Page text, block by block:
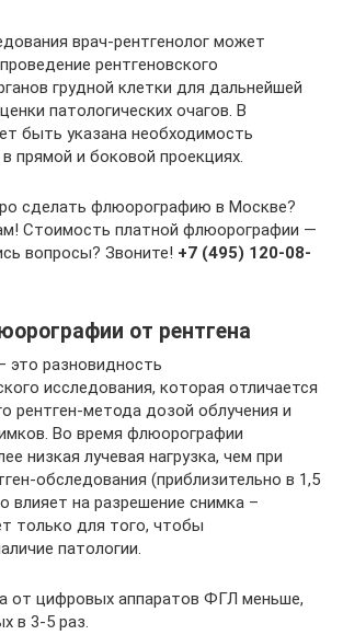
врач-рентгенолог может
рентгеновского
грудной клетки для дальнейшей
патологических очагов. В
быть указана необходимость
прямой и боковой проекциях.
сделать флюорографию в Москве?
Стоимость платной флюорографии —
вопросы? Звоните! +7 (495) 120-08-
от рентгена
разновидность
исследования, которая отличается
рентген-метода дозой облучения и
Во время флюорографии
низкая лучевая нагрузка, чем при
обследования (приблизительно в 1,5
влияет на разрешение снимка –
только для того, чтобы
патологии.
от цифровых аппаратов ФГЛ меньше,
в 3-5 раз.